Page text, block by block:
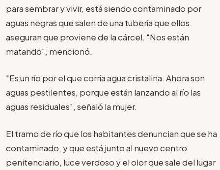
para sembrar y vivir, está siendo contaminado por
aguas negras que salen de una tubería que ellos
aseguran que proviene de la cárcel. "Nos están
matando", mencionó.
"Es un río por el que corría agua cristalina. Ahora son
aguas pestilentes, porque están lanzando al río las
aguas residuales", señaló la mujer.
El tramo de río que los habitantes denuncian que se ha
contaminado, y que está junto al nuevo centro
penitenciario, luce verdoso y el olor que sale del lugar